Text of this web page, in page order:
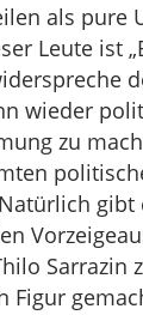
als pure
Leute ist
wieder
zu
gibt
Sarrazin
Figur